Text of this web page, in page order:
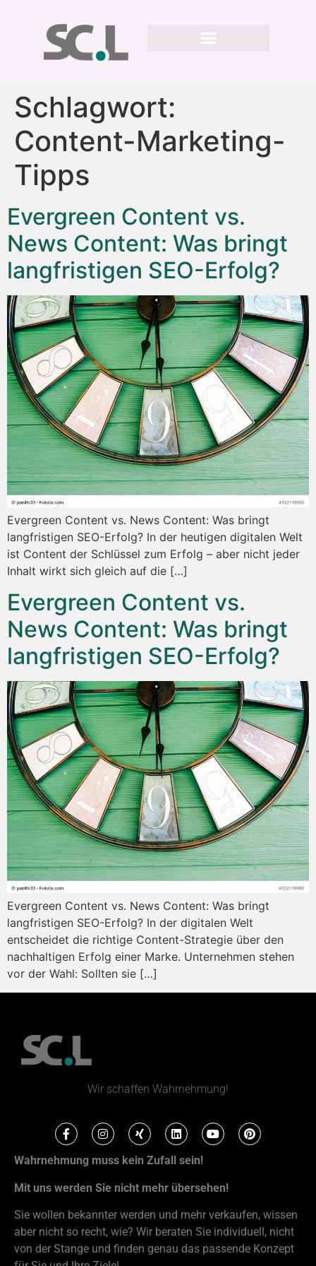
Schlagwort:
Content-Marketing-
Tipps
Evergreen Content vs.
News Content: Was bringt
langfristigen SEO-Erfolg?
Evergreen Content vs. News Content: Was bringt
langfristigen SEO-Erfolg? In der heutigen digitalen Welt
ist Content der Schlüssel zum Erfolg – aber nicht jeder
Inhalt wirkt sich gleich auf die […]
Evergreen Content vs.
News Content: Was bringt
langfristigen SEO-Erfolg?
Evergreen Content vs. News Content: Was bringt
langfristigen SEO-Erfolg? In der digitalen Welt
entscheidet die richtige Content-Strategie über den
nachhaltigen Erfolg einer Marke. Unternehmen stehen
vor der Wahl: Sollten sie […]
Wir schaffen Wahrnehmung!
Wahrnehmung muss kein Zufall sein!
Mit uns werden Sie nicht mehr übersehen!
Sie wollen bekannter werden und mehr verkaufen, wissen
aber nicht so recht, wie? Wir beraten Sie individuell, nicht
von der Stange und finden genau das passende Konzept